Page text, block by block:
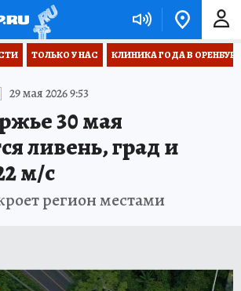
ТОЛЬКО У НАС КЛИНИКА ГОДА В
29 мая 2026 9:53
30 мая
ливень, град и
м/с
регион местами